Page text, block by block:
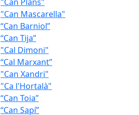
"Can Mascarella"
“Can Barniol”
“Can Tija”
"Cal Dimoni"
“Cal Marxant”
"Can Xandri"
"Ca l'Hortalà"
“Can Toia”
“Can Sapí”